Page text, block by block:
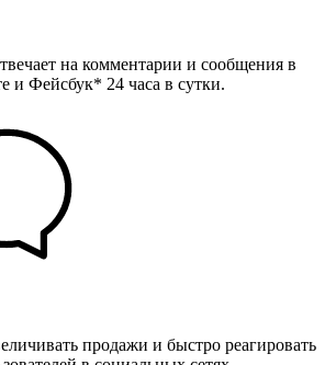
на комментарии и сообщения в
и Фейсбук* 24 часа в сутки.
продажи и быстро реагировать